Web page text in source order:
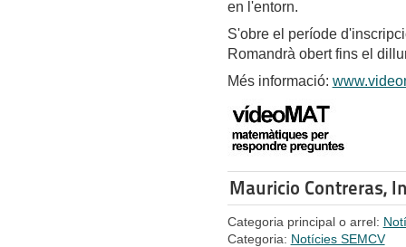
en l'entorn.
S'obre el període
Romandrà obert fins el
Més informació:
Mauricio Contreras,
Categoria principal o arrel:
Categoria: Notícies SEMCV